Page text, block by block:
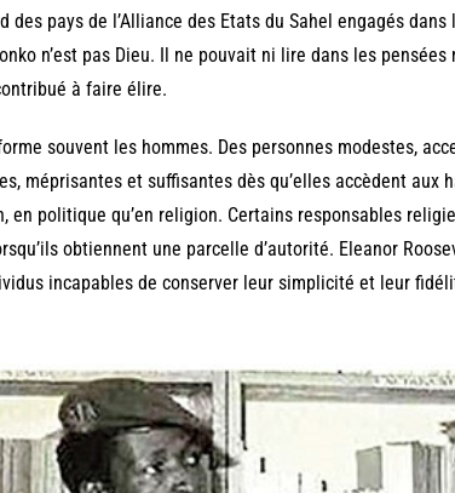
des pays de l’Alliance des Etats du Sahel engagés
n’est pas Dieu. Il ne pouvait ni lire dans les
à faire élire.
souvent les hommes. Des personnes modestes,
méprisantes et suffisantes dès qu’elles accèdent aux
en politique qu’en religion. Certains responsables
obtiennent une parcelle d’autorité. Eleanor
incapables de conserver leur simplicité et leur